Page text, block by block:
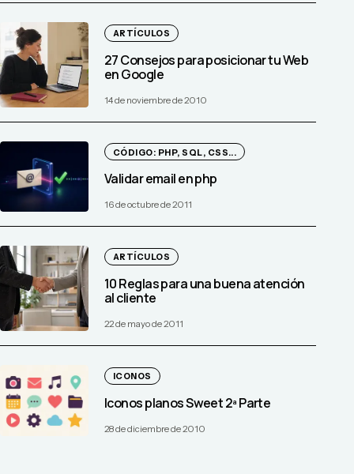
ARTÍCULOS
27 Consejos para posicionar tu Web
en Google
14 de noviembre de 2010
CÓDIGO: PHP, SQL, CSS...
Validar email en php
16 de octubre de 2011
ARTÍCULOS
10 Reglas para una buena atención
al cliente
22 de mayo de 2011
ICONOS
Iconos planos Sweet 2ª Parte
28 de diciembre de 2010